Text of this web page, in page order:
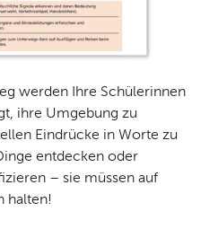
werden Ihre Schülerinnen
ihre Umgebung zu
Eindrücke in Worte zu
entdecken oder
– sie müssen auf
halten!